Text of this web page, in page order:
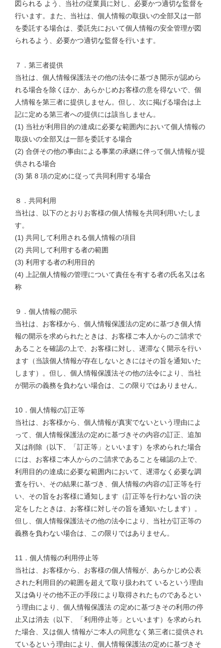
図られる よう、当社の従業員に対し、必要かつ適切な監督を
行います。また、当社は、個人情報の取扱いの全部又は一部
を委託する場合は、委託先において個人情報の安全管理が図
られるよう、必要かつ適切な監督を行います。
７．第三者提供
当社は、個人情報保護法その他の法令に基づき開示が認めら
れる場合を除くほか、あらかじめお客様の意を得ないで、個
人情報を第三者に提供しません。但し、次に掲げる場合は上
記に定める第三者への提供には該当しません。
(1) 当社が利用目的の達成に必要な範囲内において個人情報の
取扱いの全部又は一部を委託する場合
(2) 合併その他の事由による事業の承継に伴って個人情報が提
供される場合
(3) 第 8 項の定めに従って共同利用する場合
８．共同利用
当社は、以下のとおりお客様の個人情報を共同利用いたしま
す。
(1) 共同して利用される個人情報の項目
(2) 共同して利用する者の範囲
(3) 利用する者の利用目的
(4) 上記個人情報の管理について責任を有する者の氏名又は名
称
９．個人情報の開示
当社は、お客様から、個人情報保護法の定めに基づき個人情
報の開示を求められたときは、お客様ご本人からのご請求で
あることを確認の上で、お客様に対し、遅滞なく開示を行い
ます（当該個人情報が存在しないときにはその旨を通知いた
します）。但し、個人情報保護法その他の法令により、当社
が開示の義務を負わない場合は、この限りではありません。
10．個人情報の訂正等
当社は、お客様から、個人情報が真実でないという理由によ
って、個人情報保護法の定めに基づきその内容の訂正、追加
又は削除（以下、「訂正等」といいます）を求められた場合
には、お客様ご本人からのご請求であることを確認の上で、
利用目的の達成に必要な範囲内において、遅滞なく必要な調
査を行い、その結果に基づき、個人情報の内容の訂正等を行
い、その旨をお客様に通知します（訂正等を行わない旨の決
定をしたときは、お客様に対しその旨を通知いたします）。
但し、個人情報保護法その他の法令により、当社が訂正等の
義務を負わない場合は、この限りではありません。
11．個人情報の利用停止等
当社は、お客様から、お客様の個人情報が、あらかじめ公表
された利用目的の範囲を超えて取り扱われて いるという理由
又は偽りその他不正の手段により取得されたものであるとい
う理由により、個人情報保護法 の定めに基づきその利用の停
止又は消去（以下、「利用停止等」といいます）を求められ
た場合、又は個人 情報がご本人の同意なく第三者に提供され
ているという理由により、個人情報保護法の定めに基づきそ